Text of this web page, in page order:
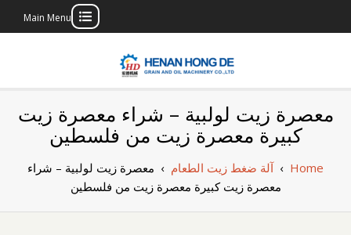
Main Menu
بناء مصنع إنتاج
الزيوت النباتية
الخاص بك
معصرة زيت لولبية – شراء معصرة زيت
كبيرة معصرة زيت من فلسطين
Home
›آلة ضغط زيت الطعام › معصرة زيت لولبية – شراء
معصرة زيت كبيرة معصرة زيت من فلسطين